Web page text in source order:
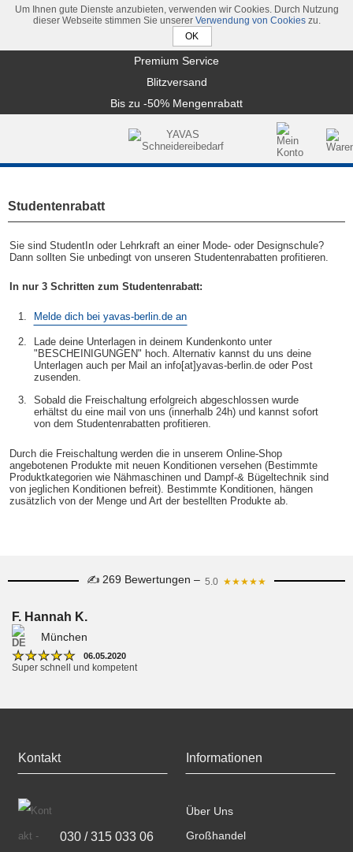
Um Ihnen gute Dienste anzubieten, verwenden wir Cookies. Durch Nutzung
dieser Webseite stimmen Sie unserer Verwendung von Cookieszu.
Premium Service
Blitzversand
Bis zu -50% Mengenrabatt
Studentenrabatt
Sie sind StudentIn oder Lehrkraft an einer Mode- oder Designschule?
Dann sollten Sie unbedingt von unseren Studentenrabatten profitieren.
In nur 3 Schritten zum Studentenrabatt:
1. Melde dich bei yavas-berlin.de an
2.
Lade deine Unterlagen in deinem Kundenkonto unter
"BESCHEINIGUNGEN" hoch. Alternativ kannst du uns deine
Unterlagen auch per Mail an info[at]yavas-berlin.de oder Post
zusenden.
3.
Sobald die Freischaltung erfolgreich abgeschlossen wurde
erhältst du eine mail von uns (innerhalb 24h) und kannst sofort
von dem Studentenrabatten profitieren.
Durch die Freischaltung werden die in unserem Online-Shop
angebotenen Produkte mit neuen Konditionen versehen (Bestimmte
Produktkategorien wie Nähmaschinen und Dampf-& Bügeltechnik sind
von jeglichen Konditionen befreit). Bestimmte Konditionen, hängen
zusätzlich von der Menge und Art der bestellten Produkte ab.
✍ 269 Bewertungen – 5.0 ★★★★★
F. Hannah K.
München
★ ★ ★ ★ ★ 06.05.2020
Super schnell und kompetent
Kontakt
030 / 315 033 06
Informationen
Über Uns
Großhandel